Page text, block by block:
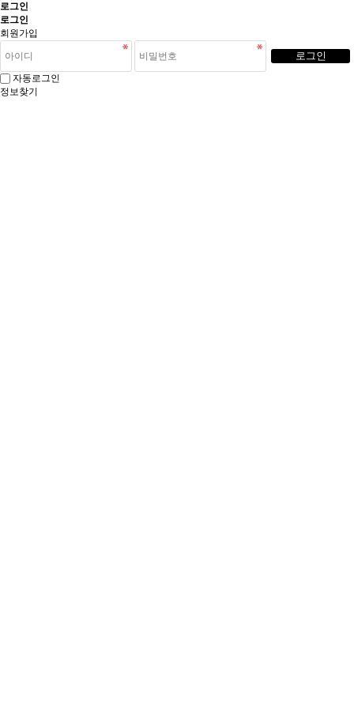
로그인
로그인
회원가입
로그인
자동로그인
정보찾기